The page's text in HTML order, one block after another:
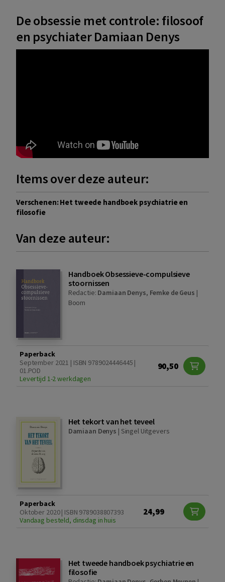
De obsessie met controle: filosoof
en psychiater Damiaan Denys
Items over deze auteur:
Verschenen: Het tweede handboek psychiatrie en
filosofie
Van deze auteur:
Handboek Obsessieve-compulsieve
stoornissen
Redactie: Damiaan Denys, Femke de Geus |
Boom
Paperback
September 2021 | ISBN 9789024446445 |
01.POD
Levertijd 1-2 werkdagen
90,50
Het tekort van het teveel
Damiaan Denys | Singel Uitgevers
Paperback
Oktober 2020 | ISBN 9789038807393
Vandaag besteld, dinsdag in huis
24,99
Het tweede handboek psychiatrie en
filosofie